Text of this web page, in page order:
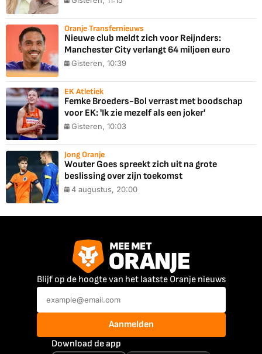
Oranje Transfernieuws
Nieuwe club meldt zich voor Reijnders:
Manchester City verlangt 64 miljoen euro
Gisteren, 10:39
EK Atletiek
Femke Broeders-Bol verrast met boodschap
voor EK: 'Ik zie mezelf als een joker'
Gisteren, 10:03
Jong Oranje
Wouter Goes spreekt zich uit na grote
beslissing over zijn toekomst
4 augustus, 20:00
Blijf op de hoogte van het laatste Oranje nieuws
Aanmelden
Download de app